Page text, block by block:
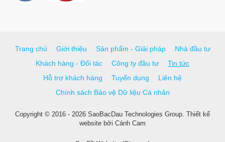
Trang chủ Giới thiệu Sản phẩm - Giải pháp
Nhà đầu tư
Khách hàng - Đối tác
Công ty đầu tư
Tin tức
Hỗ trợ khách hàng
Tuyển dụng
Liên hệ
Chính sách Bảo vệ Dữ liệu Cá nhân
Copyright © 2016 - 2026 SaoBacDau Technologies Group. Thiết kế
website bởi Cánh Cam